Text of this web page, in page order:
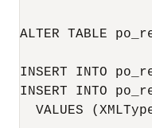
ALTER TABLE
INSERT INTO
INSERT INTO
VALUES